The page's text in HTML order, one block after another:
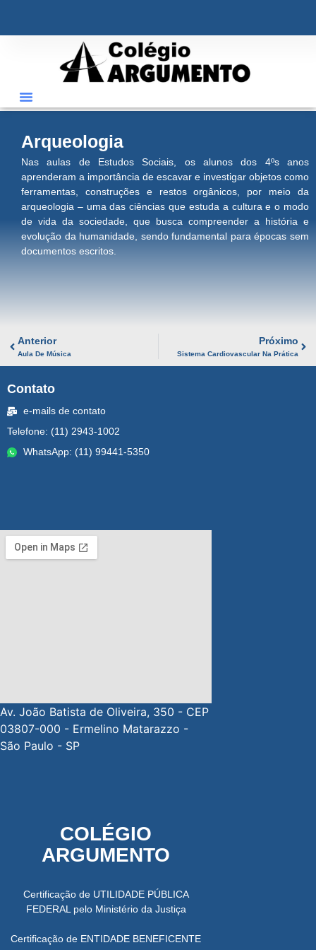
Arqueologia
Nas aulas de Estudos Sociais, os alunos dos 4ºs anos
aprenderam a importância de escavar e investigar objetos como
ferramentas, construções e restos orgânicos, por meio da
arqueologia – uma das ciências que estuda a cultura e o modo
de vida da sociedade, que busca compreender a história e
evolução da humanidade, sendo fundamental para épocas sem
documentos escritos.
Anterior
Aula De Música
Próximo
Sistema Cardiovascular Na Prática
COLÉGIO
ARGUMENTO
Certificação de UTILIDADE PÚBLICA
FEDERAL pelo Ministério da Justiça
Certificação de ENTIDADE BENEFICENTE
Contato
e-mails de contato
Telefone: (11) 2943-1002
WhatsApp: (11) 99441-5350
Av. João Batista de Oliveira, 350 - CEP
03807-000 - Ermelino Matarazzo -
São Paulo - SP